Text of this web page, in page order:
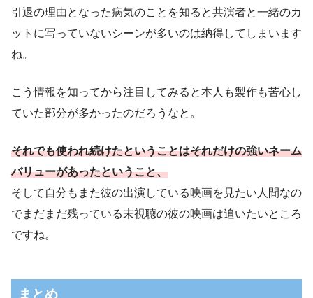
引退の理由となった病気のことを知ると共演者と一緒のカ
ットに写っていないシーンが多いのは納得してしまいます
ね。
こう情報を知ってから注目してみると本人も製作も苦心し
ていた部分が多かったのだろうなと。
それでも使われ続けたということはそれだけの強いネーム
バリューがあったということ、
そして自分もまた彼の出演している映画を見たい人間なの
でまだまだ残っている未視聴の彼の映画は追いたいところ
ですね。
まとめ